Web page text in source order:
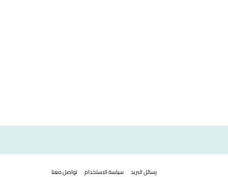
رسائل البريد سياسة الاستخدام تواصل معنا